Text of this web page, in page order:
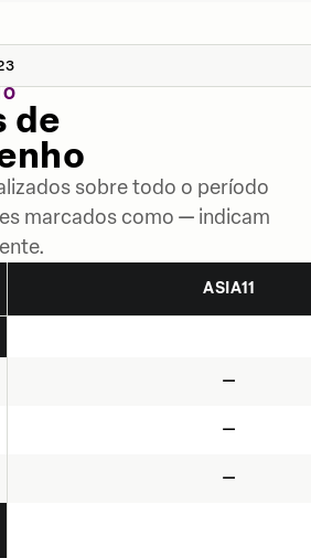
de
sobre todo o período
marcados como — indicam
ASIA11
—
—
—